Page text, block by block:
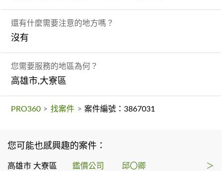
還有什麼需要注意的地方嗎？
沒有
您需要服務的地區為何？
高雄市,大寮區
PRO360 > 找案件 > 案件編號：3867031
您可能也感興趣的案件：
高雄市 大寮區 鑑價公司 邱〇卿 ＞